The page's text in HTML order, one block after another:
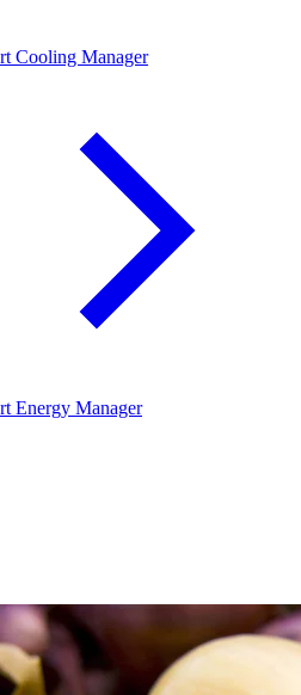
Cooling Manager
Energy Manager